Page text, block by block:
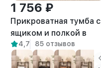
1 756 ₽
Прикроватная тумба с
ящиком и полкой в
стиле лофт Томо
белый/амаретто
4,7 85 отзывов